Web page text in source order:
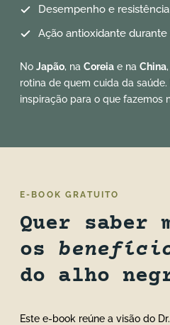
Desempenho e
Ação antioxidante
No Japão, na Coreia e na China
rotina de quem cuida da
inspiração para o que fazemos
E-BOOK GRATUITO
Quer saber
os
do alho
Este e-book reúne a visão do